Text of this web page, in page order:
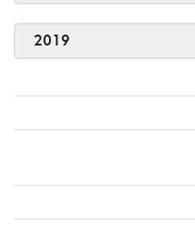
2019